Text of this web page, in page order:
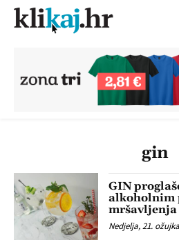
gin
GIN
alkoholnim
mršavljenja
Nedjelja, 21.